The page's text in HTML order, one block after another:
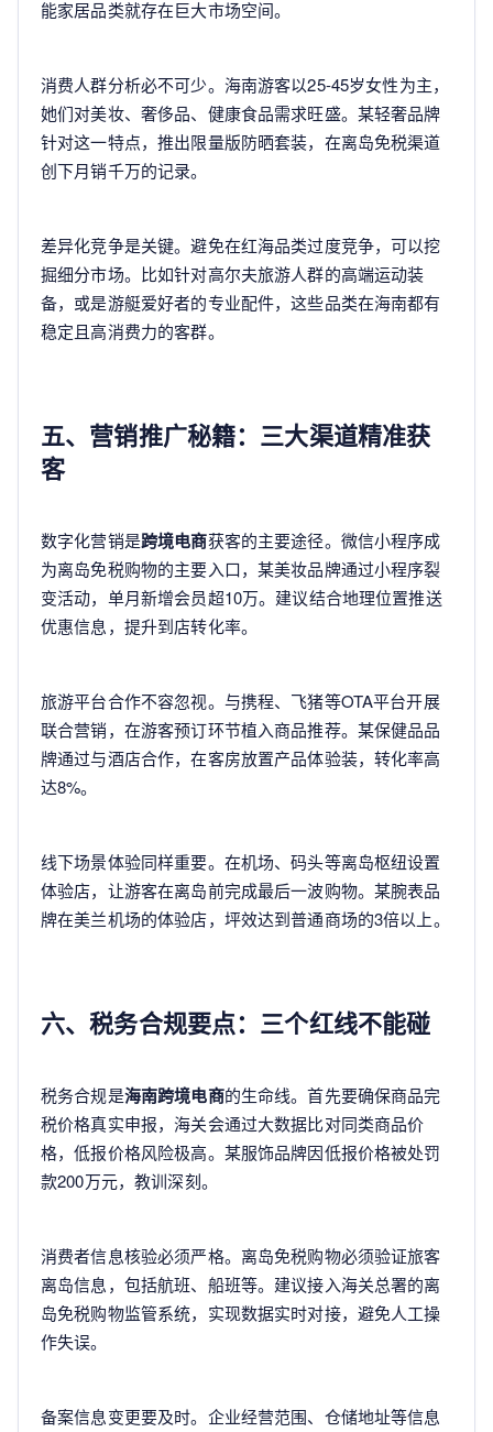
能家居品类就存在巨大市场空间。
消费人群分析必不可少。海南游客以25-45岁女性为主，
她们对美妆、奢侈品、健康食品需求旺盛。某轻奢品牌
针对这一特点，推出限量版防晒套装，在离岛免税渠道
创下月销千万的记录。
差异化竞争是关键。避免在红海品类过度竞争，可以挖
掘细分市场。比如针对高尔夫旅游人群的高端运动装
备，或是游艇爱好者的专业配件，这些品类在海南都有
稳定且高消费力的客群。
五、营销推广秘籍：三大渠道精准获
客
数字化营销是跨境电商获客的主要途径。微信小程序成
为离岛免税购物的主要入口，某美妆品牌通过小程序裂
变活动，单月新增会员超10万。建议结合地理位置推送
优惠信息，提升到店转化率。
旅游平台合作不容忽视。与携程、飞猪等OTA平台开展
联合营销，在游客预订环节植入商品推荐。某保健品品
牌通过与酒店合作，在客房放置产品体验装，转化率高
达8%。
线下场景体验同样重要。在机场、码头等离岛枢纽设置
体验店，让游客在离岛前完成最后一波购物。某腕表品
牌在美兰机场的体验店，坪效达到普通商场的3倍以上。
六、税务合规要点：三个红线不能碰
税务合规是海南跨境电商的生命线。首先要确保商品完
税价格真实申报，海关会通过大数据比对同类商品价
格，低报价格风险极高。某服饰品牌因低报价格被处罚
款200万元，教训深刻。
消费者信息核验必须严格。离岛免税购物必须验证旅客
离岛信息，包括航班、船班等。建议接入海关总署的离
岛免税购物监管系统，实现数据实时对接，避免人工操
作失误。
备案信息变更要及时。企业经营范围、仓储地址等信息